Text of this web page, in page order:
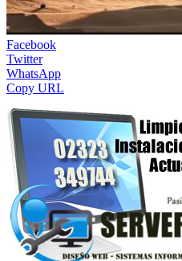
Facebook
Twitter
WhatsApp
Copy URL